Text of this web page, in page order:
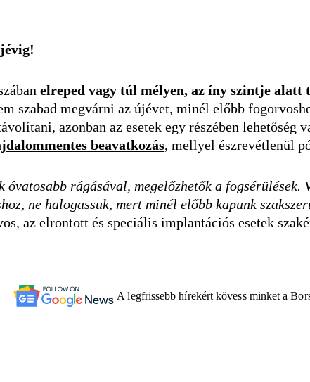
elreped vagy túl mélyen, az íny szintje alatt
szabad megvárni az újévet, minél előbb
azonban az esetek egy részében
beavatkozás, mellyel észrevétlenül
rágásával, megelőzhetők a fogsérülések.
ne halogassuk, mert minél előbb kapunk
az elrontott és speciális implantációs esetek
A legfrissebb hírekért kövess minket a